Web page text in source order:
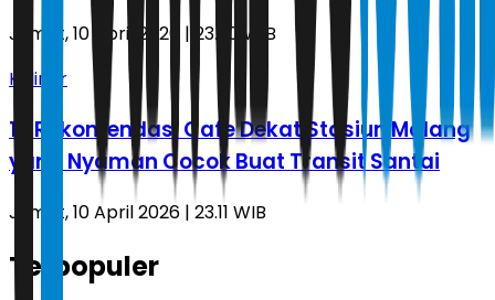
Jumat, 10 April 2026 | 23.20 WIB
Kuliner
16 Rekomendasi Cafe Dekat Stasiun Malang
yang Nyaman Cocok Buat Transit Santai
Jumat, 10 April 2026 | 23.11 WIB
Terpopuler